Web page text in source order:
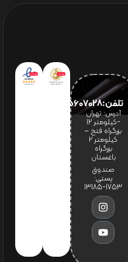
تلفن:65607028(021)
آدرس: تهران
-کیلومتر 12
بزرگراه فتح –
کیلومتر ۲
بزرگراه
باغستان
صندوق
پستی:
1753-13185